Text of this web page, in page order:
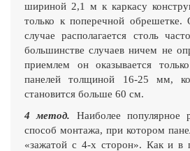
шириной 2,1 м к каркасу
только к поперечной
случае располагается столь
большинстве случаев ничем не
приемлем он оказывается
панелей толщиной 16-25 мм,
становится больше 60 см.
4 метод. Наиболее
способ монтажа, при котором
«зажатой с 4-х сторон». Как и в